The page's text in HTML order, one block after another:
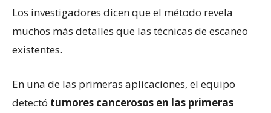
Los investigadores dicen que el método revela
muchos más detalles que las técnicas de escaneo
existentes.
En una de las primeras aplicaciones, el equipo
detectó tumores cancerosos en las primeras